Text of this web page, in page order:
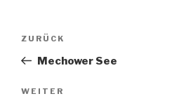
Beitragsnavigation
Vorheriger
Beitrag
ZURÜCK
Mechower See
Nächster
WEITER